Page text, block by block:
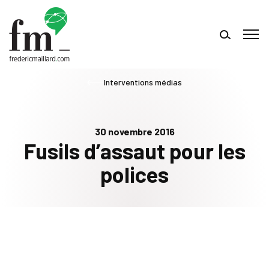
30 novembre 2016
Fusils d’assaut pour les
polices
Interventions médias